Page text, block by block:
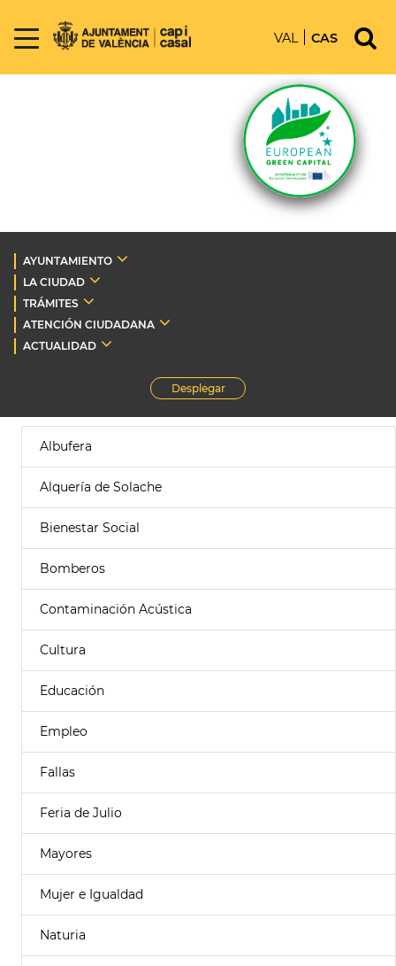
VAL CAS
AYUNTAMIENTO
LA CIUDAD
TRÁMITES
ATENCIÓN CIUDADANA
ACTUALIDAD
Desplegar
Albufera
Alquería de Solache
Bienestar Social
Bomberos
Contaminación Acústica
Cultura
Educación
Empleo
Fallas
Feria de Julio
Mayores
Mujer e Igualdad
Naturia